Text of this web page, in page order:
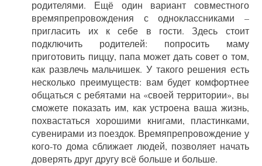
родителями. Ещё один вариант совместного
времяпрепровождения с одноклассниками –
пригласить их к себе в гости. Здесь стоит
подключить родителей: попросить маму
приготовить пиццу, папа может дать совет о том,
как развлечь мальчишек. У такого решения есть
несколько преимуществ: вам будет комфортнее
общаться с ребятами на «своей территории», вы
сможете показать им, как устроена ваша жизнь,
похвастаться хорошими книгами, пластинками,
сувенирами из поездок. Времяпрепровождение у
кого-то дома сближает людей, позволяет начать
доверять друг другу всё больше и больше.